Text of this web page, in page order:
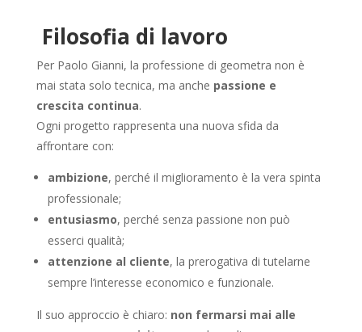
Filosofia di lavoro
Per Paolo Gianni, la professione di geometra non è
mai stata solo tecnica, ma anche passione e
crescita continua.
Ogni progetto rappresenta una nuova sfida da
affrontare con:
ambizione, perché il miglioramento è la vera spinta
professionale;
entusiasmo, perché senza passione non può
esserci qualità;
attenzione al cliente, la prerogativa di tutelarne
sempre l’interesse economico e funzionale.
Il suo approccio è chiaro: non fermarsi mai alle